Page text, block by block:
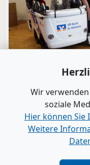
VR Bank in
Wir
soziale
Hier können Sie
Weitere